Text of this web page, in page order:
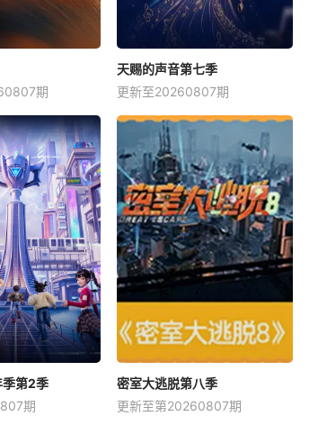
期
天赐的声音第七季
更新至20260807期
季第2季
期
密室大逃脱第八季
更新至第20260807期